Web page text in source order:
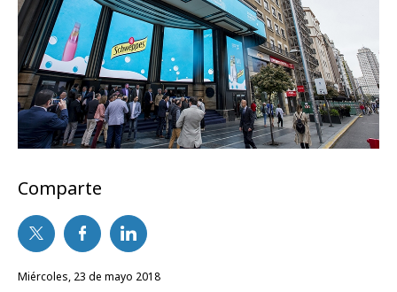
Comparte
miércoles, 23 de mayo 2018